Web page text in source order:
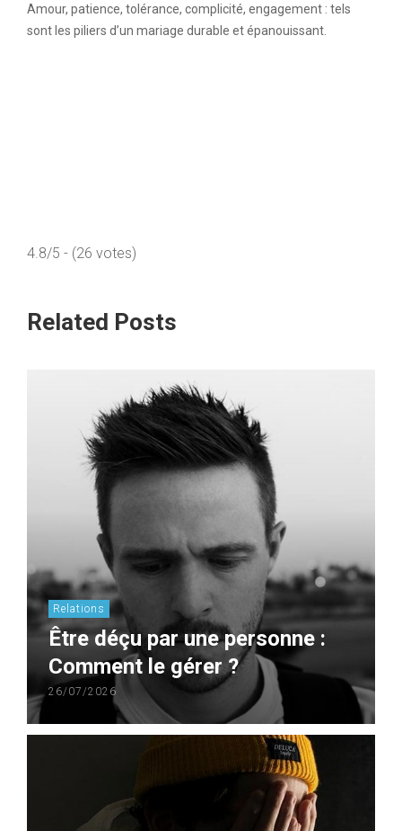
Amour, patience, tolérance, complicité, engagement : tels
sont les piliers d’un mariage durable et épanouissant.
4.8/5 - (26 votes)
Related Posts
Relations
Être déçu par une personne :
Comment le gérer ?
26/07/2026